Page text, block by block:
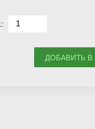
ДОБАВИТЬ В